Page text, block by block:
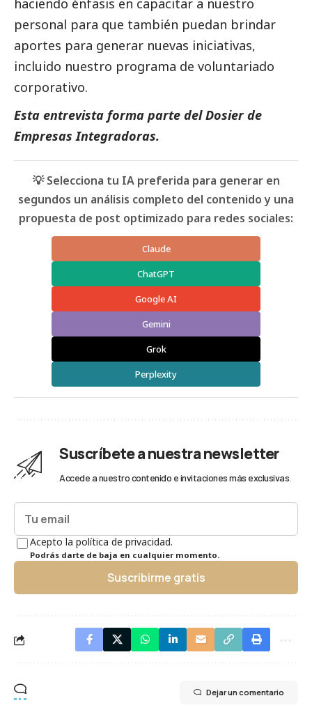
haciendo énfasis en capacitar a nuestro
personal para que también puedan brindar
aportes para generar nuevas iniciativas,
incluido nuestro programa de voluntariado
corporativo.
Esta entrevista forma parte delDosier de
Empresas Integradoras.
💡 Selecciona tu IA preferida para generar en
segundos un análisis completo del contenido y una
propuesta de post optimizado para redes sociales:
Claude
ChatGPT
Google AI
Gemini
Grok
Perplexity
Suscríbete a nuestra newsletter
Accede a nuestro contenido e invitaciones más exclusivas.
Acepto la política de privacidad.
Podrás darte de baja en cualquier momento.
Suscribirme gratis
Dejar un comentario